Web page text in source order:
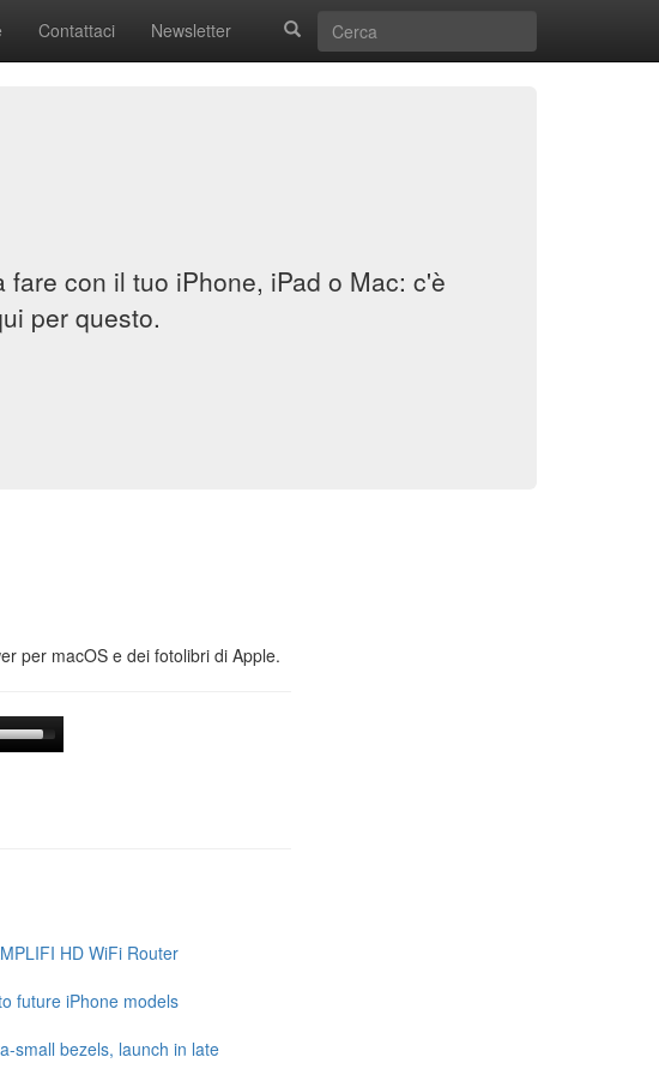
Contattaci Newsletter
con il tuo iPhone, iPad o Mac: c'è
per questo.
per macOS e dei fotolibri di Apple.
HD WiFi Router
future iPhone models
small bezels, launch in late